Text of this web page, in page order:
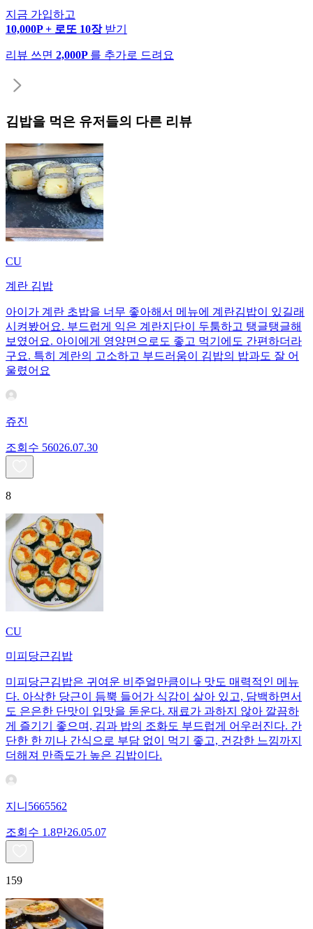
지금 가입하고
10,000P + 로또 10장 받기
리뷰 쓰면 2,000P 를 추가로 드려요
김밥을 먹은 유저들의 다른 리뷰
CU
계란 김밥
아이가 계란 초밥을 너무 좋아해서 메뉴에 계란김밥이 있길래
시켜봤어요. 부드럽게 익은 계란지단이 두툼하고 탱글탱글해
보였어요. 아이에게 영양면으로도 좋고 먹기에도 간편하더라
구요. 특히 계란의 고소하고 부드러움이 김밥의 밥과도 잘 어
울렸어요
쥬진
조회수 56026.07.30
8
CU
미피당근김밥
미피당근김밥은 귀여운 비주얼만큼이나 맛도 매력적인 메뉴
다. 아삭한 당근이 듬뿍 들어가 식감이 살아 있고, 담백하면서
도 은은한 단맛이 입맛을 돋운다. 재료가 과하지 않아 깔끔하
게 즐기기 좋으며, 김과 밥의 조화도 부드럽게 어우러진다. 간
단한 한 끼나 간식으로 부담 없이 먹기 좋고, 건강한 느낌까지
더해져 만족도가 높은 김밥이다.
지니5665562
조회수 1.8만26.05.07
159